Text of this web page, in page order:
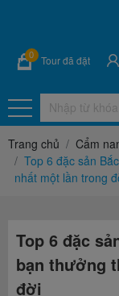
0 Tour đã đặt
Trang chủ
Cẩm
Top 6 đặc sản
nhất một lần trong
Top 6 đặc
bạn thưởng
đời